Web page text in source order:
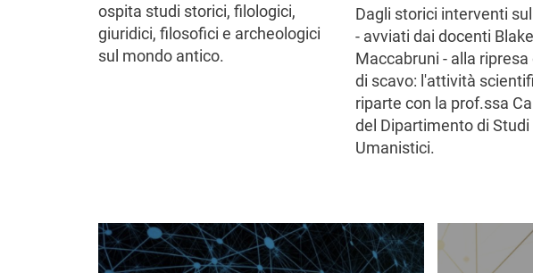
ospita studi storici, filologici,
giuridici, filosofici e archeologici
sul mondo antico.
Dagli storici interventi
- avviati dai docenti
Maccabruni - alla ripresa
di scavo: l'attività
riparte con la prof.ssa
del Dipartimento di Studi
Umanistici.
Image